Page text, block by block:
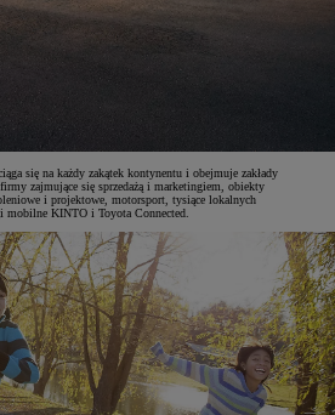
się na każdy zakątek kontynentu i obejmuje zakłady
zajmujące się sprzedażą i marketingiem, obiekty
i projektowe, motorsport, tysiące lokalnych
mobilne KINTO i Toyota Connected.